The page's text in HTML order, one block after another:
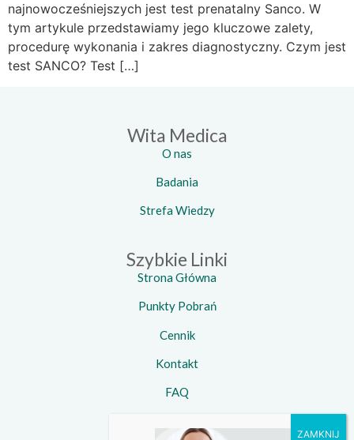
najnowocześniejszych jest test prenatalny Sanco. W
tym artykule przedstawiamy jego kluczowe zalety,
procedurę wykonania i zakres diagnostyczny. Czym jest
test SANCO? Test […]
Wita Medica
O nas
Badania
Strefa Wiedzy
Szybkie Linki
Strona Główna
Punkty Pobrań
Cennik
Kontakt
FAQ